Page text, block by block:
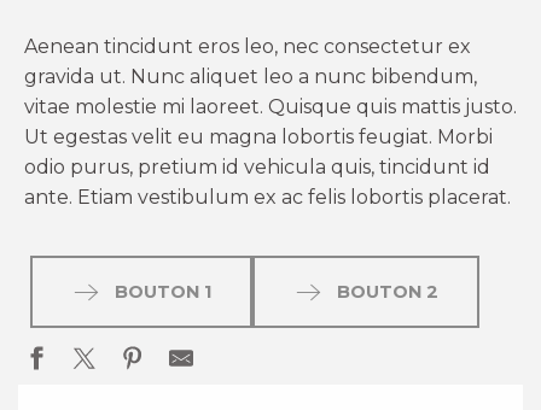
Aenean tincidunt eros leo, nec consectetur ex
gravida ut. Nunc aliquet leo a nunc bibendum,
vitae molestie mi laoreet. Quisque quis mattis justo.
Ut egestas velit eu magna lobortis feugiat. Morbi
odio purus, pretium id vehicula quis, tincidunt id
ante. Etiam vestibulum ex ac felis lobortis placerat.
BOUTON 1 BOUTON 2